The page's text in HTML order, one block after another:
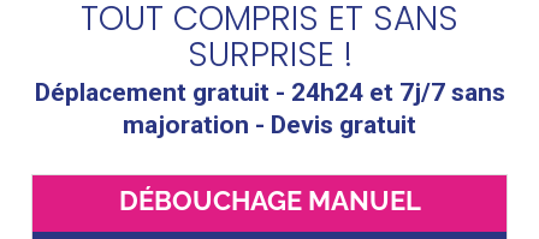
TOUT COMPRIS ET SANS
SURPRISE !
Déplacement gratuit - 24h24 et 7j/7 sans
majoration - Devis gratuit
DÉBOUCHAGE MANUEL